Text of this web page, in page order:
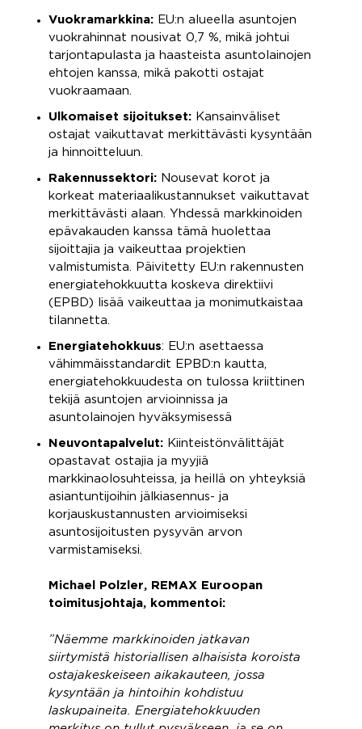
Vuokramarkkina:
EU:n alueella asuntojen
vuokrahinnat nousivat 0,7 %, mikä johtui
tarjontapulasta ja haasteista asuntolainojen
ehtojen kanssa, mikä pakotti ostajat
vuokraamaan.
Ulkomaiset sijoitukset: Kansainväliset
ostajat vaikuttavat merkittävästi kysyntään
ja hinnoitteluun.
Rakennussektori:
Nousevat korot ja
korkeat materiaalikustannukset vaikuttavat
merkittävästi alaan. Yhdessä markkinoiden
epävakauden kanssa tämä huolettaa
sijoittajia ja vaikeuttaa projektien
valmistumista. Päivitetty EU:n rakennusten
energiatehokkuutta koskeva direktiivi
(EPBD) lisää vaikeuttaa ja monimutkaistaa
tilannetta.
Energiatehokkuus: EU:n asettaessa
vähimmäisstandardit EPBD:n kautta,
energiatehokkuudesta on tulossa kriittinen
tekijä asuntojen arvioinnissa ja
asuntolainojen hyväksymisessä
Neuvontapalvelut: Kiinteistönvälittäjät
opastavat ostajia ja myyjiä
markkinaolosuhteissa, ja heillä on yhteyksiä
asiantuntijoihin jälkiasennus- ja
korjauskustannusten arvioimiseksi
asuntosijoitusten pysyvän arvon
varmistamiseksi.
Michael Polzler, REMAX Euroopan
toimitusjohtaja, kommentoi:
”Näemme markkinoiden jatkavan
siirtymistä historiallisen alhaisista koroista
ostajakeskeiseen aikakauteen, jossa
kysyntään ja hintoihin kohdistuu
laskupaineita. Energiatehokkuuden